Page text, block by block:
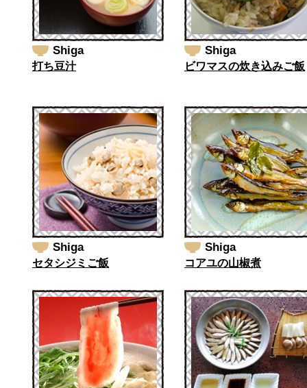
Shiga
打ち豆汁
Shiga
ビワマスの炊き込みご飯
Shiga
セタシジミご飯
Shiga
コアユの山椒煮